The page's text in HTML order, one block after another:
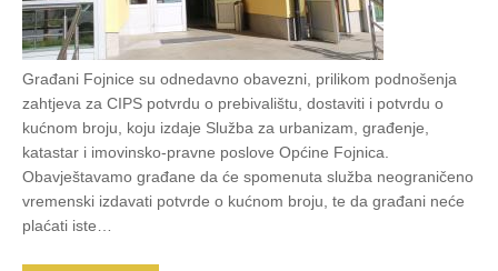
Građani Fojnice su odnedavno obavezni, prilikom podnošenja
zahtjeva za CIPS potvrdu o prebivalištu, dostaviti i potvrdu o
kućnom broju, koju izdaje Služba za urbanizam, građenje,
katastar i imovinsko-pravne poslove Općine Fojnica.
Obavještavamo građane da će spomenuta služba neograničeno
vremenski izdavati potvrde o kućnom broju, te da građani neće
plaćati iste…